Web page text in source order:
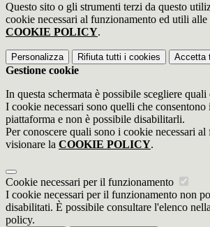
Questo sito o gli strumenti terzi da questo
cookie necessari al funzionamento ed utili
COOKIE POLICY.
Personalizza Rifiuta tutti i cookies Accetta
Gestione cookie
In questa schermata è possibile scegliere
I cookie necessari sono quelli che
piattaforma e non è possibile disabilitarli.
Per conoscere quali sono i cookie necessari
visionare la COOKIE POLICY.
Cookie necessari per il funzionamento
I cookie necessari per il funzionamento non
disabilitati. È possibile consultare l'elenco
policy.